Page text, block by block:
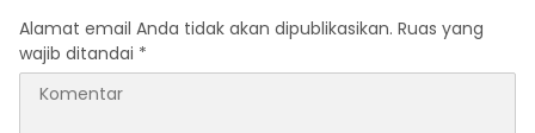
Alamat email Anda tidak akan dipublikasikan. Ruas yang
wajib ditandai *